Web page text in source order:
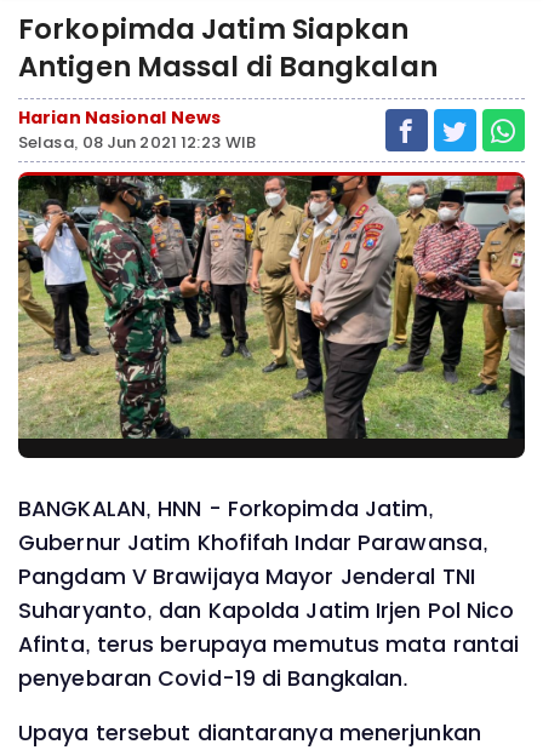
Forkopimda Jatim Siapkan
Antigen Massal di Bangkalan
Harian Nasional News
Selasa, 08 Jun 2021 12:23 WIB
BANGKALAN, HNN - Forkopimda Jatim,
Gubernur Jatim Khofifah Indar Parawansa,
Pangdam V Brawijaya Mayor Jenderal TNI
Suharyanto, dan Kapolda Jatim Irjen Pol Nico
Afinta, terus berupaya memutus mata rantai
penyebaran Covid-19 di Bangkalan.
Upaya tersebut diantaranya menerjunkan